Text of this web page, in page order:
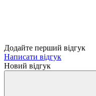
Додайте перший відгук
Написати відгук
Новий відгук